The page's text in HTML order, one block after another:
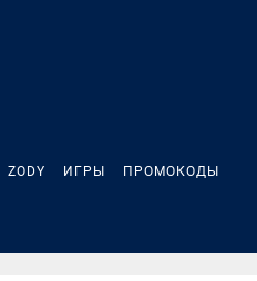
ZODY ИГРЫ ПРОМОКОДЫ